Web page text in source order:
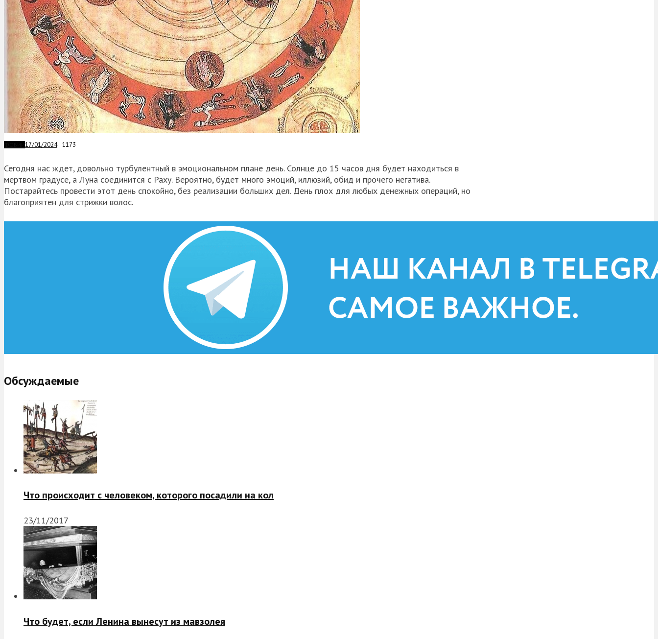
17/01/2024 1173
Сегодня нас ждет, довольно турбулентный в эмоциональном плане день. Солнце до 15 часов дня будет находиться в
мертвом градусе, а Луна соединится с Раху. Вероятно, будет много эмоций, иллюзий, обид и прочего негатива.
Постарайтесь провести этот день спокойно, без реализации больших дел. День плох для любых денежных операций, но
благоприятен для стрижки волос.
Обсуждаемые
Что происходит с человеком, которого посадили на кол
23/11/2017
Что будет, если Ленина вынесут из мавзолея